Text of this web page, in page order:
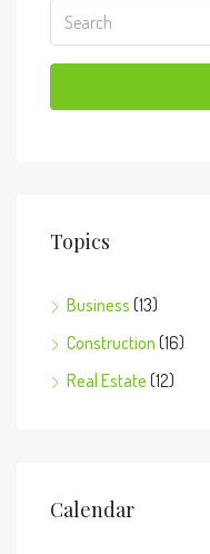
Topics
Business (13)
Construction (16)
Real Estate (12)
Calendar